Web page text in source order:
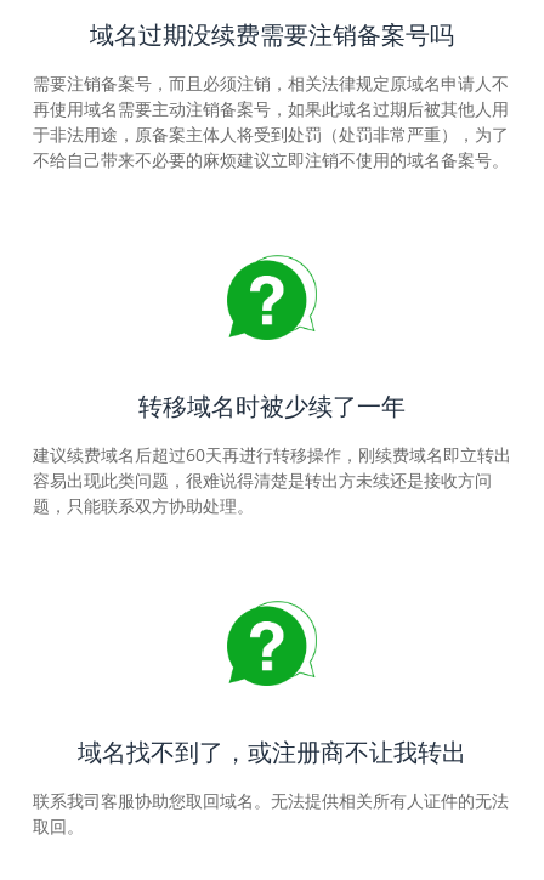
域名过期没续费需要注销备案号吗
需要注销备案号，而且必须注销，相关法律规定原域名申请人不
再使用域名需要主动注销备案号，如果此域名过期后被其他人用
于非法用途，原备案主体人将受到处罚（处罚非常严重），为了
不给自己带来不必要的麻烦建议立即注销不使用的域名备案号。
转移域名时被少续了一年
建议续费域名后超过60天再进行转移操作，刚续费域名即立转出
容易出现此类问题，很难说得清楚是转出方未续还是接收方问
题，只能联系双方协助处理。
域名找不到了，或注册商不让我转出
联系我司客服协助您取回域名。无法提供相关所有人证件的无法
取回。